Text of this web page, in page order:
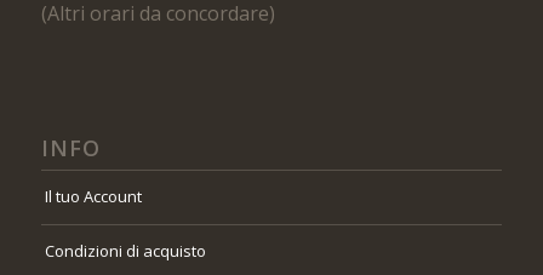
(Altri orari da concordare)
INFO
Il tuo Account
Condizioni di acquisto